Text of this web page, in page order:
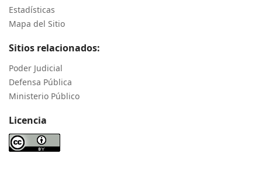
Estadísticas
Mapa del Sitio
Sitios relacionados:
Poder Judicial
Defensa Pública
Ministerio Público
Licencia